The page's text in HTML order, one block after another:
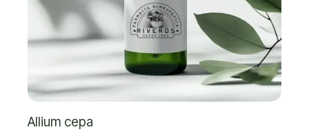
Allium cepa